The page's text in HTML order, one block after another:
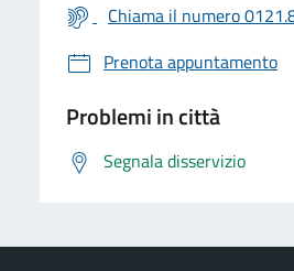
Chiama il numero
Prenota appuntamento
Problemi in città
Segnala disservizio